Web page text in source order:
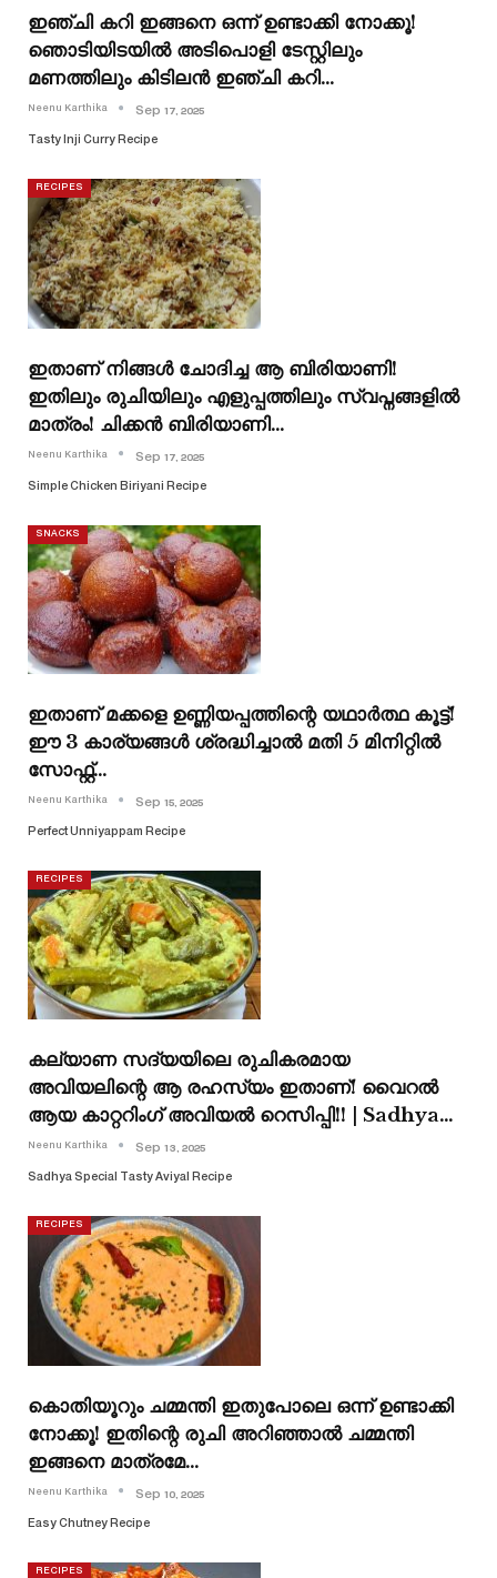
ഇഞ്ചി കറി ഇങ്ങനെ ഒന്ന് ഉണ്ടാക്കി നോക്കൂ!
ഞൊടിയിടയിൽ അടിപൊളി ടേസ്റ്റിലും
മണത്തിലും കിടിലൻ ഇഞ്ചി കറി…
Neenu Karthika Sep 17, 2025
Tasty Inji Curry Recipe
RECIPES
ഇതാണ് നിങ്ങൾ ചോദിച്ച ആ ബിരിയാണി!
ഇതിലും രുചിയിലും എളുപ്പത്തിലും സ്വപ്നങ്ങളിൽ
മാത്രം! ചിക്കൻ ബിരിയാണി…
Neenu Karthika Sep 17, 2025
Simple Chicken Biriyani Recipe
SNACKS
ഇതാണ് മക്കളെ ഉണ്ണിയപ്പത്തിന്റെ യഥാർത്ഥ കൂട്ട്!
ഈ 3 കാര്യങ്ങൾ ശ്രദ്ധിച്ചാൽ മതി 5 മിനിറ്റിൽ
സോഫ്റ്റ്…
Neenu Karthika Sep 15, 2025
Perfect Unniyappam Recipe
RECIPES
കല്യാണ സദ്യയിലെ രുചികരമായ
അവിയലിന്റെ ആ രഹസ്യം ഇതാണ്! വൈറൽ
ആയ കാറ്ററിംഗ് അവിയൽ റെസിപ്പി!! | Sadhya…
Neenu Karthika Sep 13, 2025
Sadhya Special Tasty Aviyal Recipe
RECIPES
കൊതിയൂറും ചമ്മന്തി ഇതുപോലെ ഒന്ന് ഉണ്ടാക്കി
നോക്കൂ! ഇതിന്റെ രുചി അറിഞ്ഞാൽ ചമ്മന്തി
ഇങ്ങനെ മാത്രമേ…
Neenu Karthika Sep 10, 2025
Easy Chutney Recipe
RECIPES